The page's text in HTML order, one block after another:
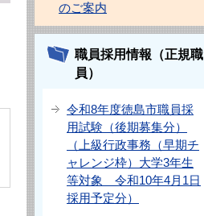
のご案内
職員採用情報（正規職
員）
令和8年度徳島市職員採
用試験（後期募集分）
（上級行政事務（早期チ
ャレンジ枠）大学3年生
等対象 令和10年4月1日
採用予定分）